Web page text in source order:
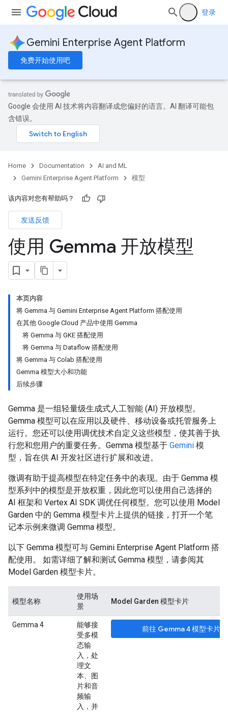
登录
Gemini Enterprise Agent Platform
免费开始使用吧
Google 会使用 AI 技术将内容翻译成您偏好的语言。AI 翻译可能包
含错误。
Home Documentation
AI and ML
Gemini Enterprise Agent Platform
模型
该内容对您有帮助吗？
发送反馈
使用 Gemma 开放模型
本页内容
将 Gemma 与 Gemini Enterprise Agent Platform 搭配使用
在其他 Google Cloud 产品中使用 Gemma
将 Gemma 与 GKE 搭配使用
将 Gemma 与 Dataflow 搭配使用
将 Gemma 与 Colab 搭配使用
Gemma 模型大小和功能
后续步骤
Gemma 是一组轻量级生成式人工智能 (AI) 开放模型。
Gemma 模型可以在应用以及硬件、移动设备或托管服务上
运行。您还可以使用调优技术自定义这些模型，使其善于执
行您和您用户的重要任务。Gemma 模型基于 Gemini 模
型，旨在供 AI 开发社区进行扩展和改进。
微调有助于提高模型在特定任务中的表现。由于 Gemma 模
型系列中的模型是开放权重，因此您可以使用自己选择的
AI 框架和 Vertex AI SDK 调优任何模型。您可以使用 Model
Garden 中的 Gemma 模型卡片上提供的链接，打开一个笔
记本示例来微调 Gemma 模型。
以下 Gemma 模型可与 Gemini Enterprise Agent Platform 搭
配使用。 如需详细了解和测试 Gemma 模型，请参阅其
Model Garden 模型卡片。
模型名称
使用场
景
Model Garden 模型卡片
Gemma 4
能够接
受多模
态输
入，处
理文
本、图
片和音
频输
入，并
前往 Gemma 4 模型卡片